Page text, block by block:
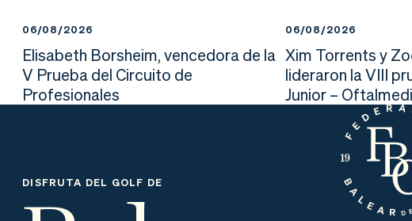
06/08/2026
Elisabeth Borsheim, vencedora de la
V Prueba del Circuito de
Profesionales
06/08/2026
Xim Torrents y
lideraron la VIII
Junior –
DISFRUTA DEL GOLF DE